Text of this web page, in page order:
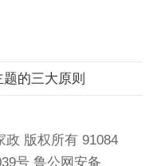
的三大原则
政 版权所有91084
号 鲁公网安备